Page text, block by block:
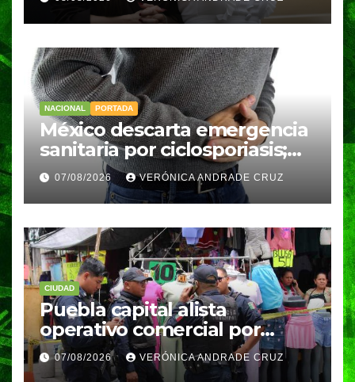
y Graciela Palomares
NACIONAL PORTADA
México descarta emergencia
sanitaria por ciclosporiasis;
reportan 33 casos en dos
meses
07/08/2026 VERÓNICA ANDRADE CRUZ
CIUDAD
Puebla capital alista
operativo comercial por
fiestas patrias y regreso a
clases
07/08/2026 VERÓNICA ANDRADE CRUZ